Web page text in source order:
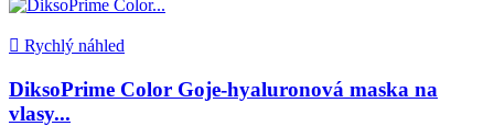
 Rychlý náhled
DiksoPrime Color Goje-hyaluronová maska na
vlasy...